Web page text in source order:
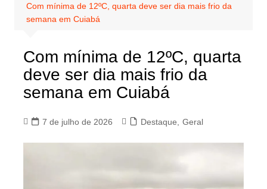
Com mínima de 12ºC, quarta deve ser dia mais frio da
semana em Cuiabá
Com mínima de 12ºC, quarta
deve ser dia mais frio da
semana em Cuiabá
7 de julho de 2026 Destaque Geral